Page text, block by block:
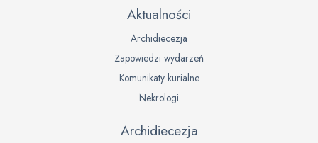
Aktualności
Archidiecezja
Zapowiedzi wydarzeń
Komunikaty kurialne
Nekrologi
Archidiecezja